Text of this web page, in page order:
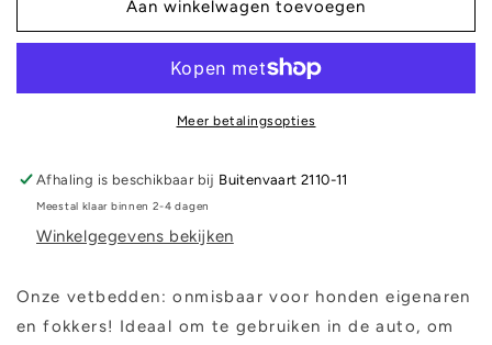
-
Vetbed
-
Aan winkelwagen toevoegen
Meer betalingsopties
Afhaling is beschikbaar bij Buitenvaart 2110-11
Meestal klaar binnen 2-4 dagen
Winkelgegevens bekijken
Onze vetbedden: onmisbaar voor honden eigenaren
en fokkers! Ideaal om te gebruiken in de auto, om